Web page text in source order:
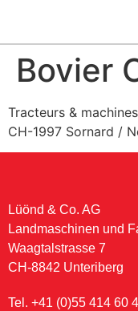
Bovier
Tracteurs & machines
CH-1997 Sornard /
Lüönd & Co. AG
Landmaschinen und
Waagtalstrasse 7
CH-8842 Unteriberg
Tel. +41 (0)55 414 60